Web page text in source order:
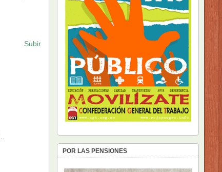
Subir
POR LAS PENSIONES